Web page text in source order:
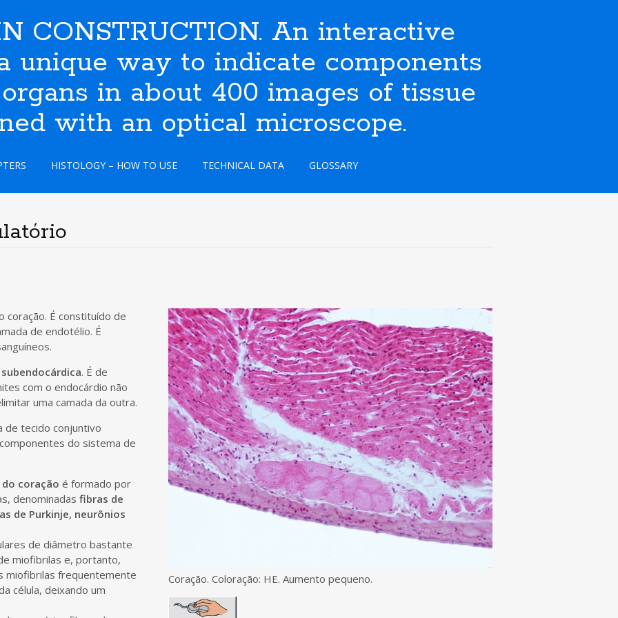
CONSTRUCTION. An interactive
unique way to indicate components
in about 400 images of tissue
with an optical microscope.
HISTOLOGY – HOW TO USE TECHNICAL DATA GLOSSARY
coração. É constituído de
de endotélio. É
. É de
com o endocárdio não
uma camada da outra.
de tecido conjuntivo
do sistema de
coração é formado por
denominadas fibras de
de Purkinje, neurônios
de diâmetro bastante
miofibrilas e, portanto,
miofibrilas frequentemente
célula, deixando um
Coração. Coloração: HE. Aumento pequeno.